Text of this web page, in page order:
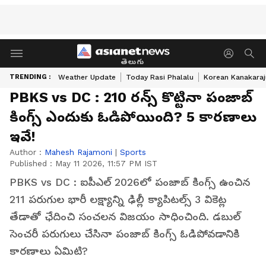
తెలుగు
TRENDING : Weather Update Today Rasi Phalalu Korean
PBKS vs DC : 210 రన్స్ కొట్టినా పంజాబ్
కింగ్స్ ఎందుకు ఓడిపోయింది? 5 కారణాలు
ఇవే!
Author : Mahesh Rajamoni | Sports
Published : May 11 2026, 11:57 PM IST
PBKS vs DC : ఐపీఎల్ 2026లో పంజాబ్ కింగ్స్ ఉంచిన
211 పరుగుల భారీ లక్ష్యాన్ని ఢిల్లీ క్యాపిటల్స్ 3 వికెట్ల
తేడాతో ఛేదించి సంచలన విజయం సాధించింది. డబుల్
సెంచరీ పరుగులు చేసినా పంజాబ్ కింగ్స్ ఓడిపోవడానికి
కారణాలు ఏమిటి?